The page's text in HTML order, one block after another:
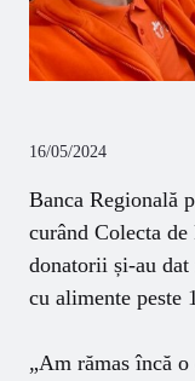
16/05/2024
Banca Regională
curând Colecta
donatorii și-au dat
cu alimente peste
„Am rămas încă